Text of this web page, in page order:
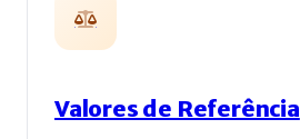
Valores de Referência